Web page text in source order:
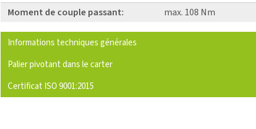
Moment de couple passant: max. 108 Nm
Informations techniques générales
Palier pivotant dans le carter
Certificat ISO 9001:2015